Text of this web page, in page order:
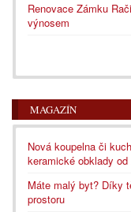
Renovace Zámku
výnosem
MAGAZÍN
Nová koupelna či
keramické obklady
Máte malý byt? Díky
prostoru